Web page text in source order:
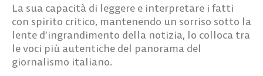
La sua capacità di leggere e interpretare i fatti
con spirito critico, mantenendo un sorriso sotto la
lente d’ingrandimento della notizia, lo colloca tra
le voci più autentiche del panorama del
giornalismo italiano.